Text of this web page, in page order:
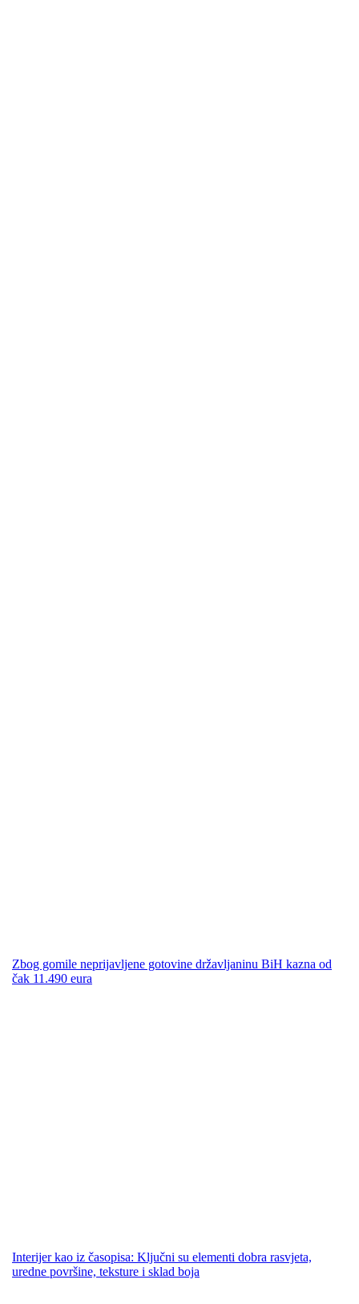
Zbog gomile neprijavljene gotovine državljaninu BiH kazna od
čak 11.490 eura
Interijer kao iz časopisa: Ključni su elementi dobra rasvjeta,
uredne površine, teksture i sklad boja